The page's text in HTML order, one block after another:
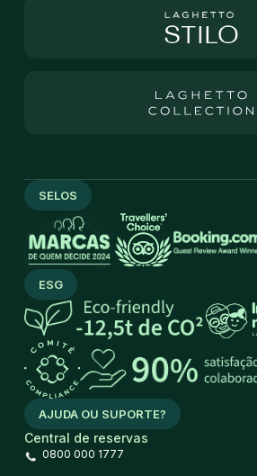
AJUDA OU SUPORTE?
Central de reservas
0800 000 1777
SELOS
ESG